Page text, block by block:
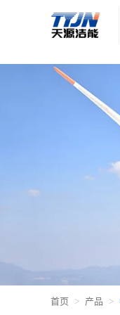
首页 产品